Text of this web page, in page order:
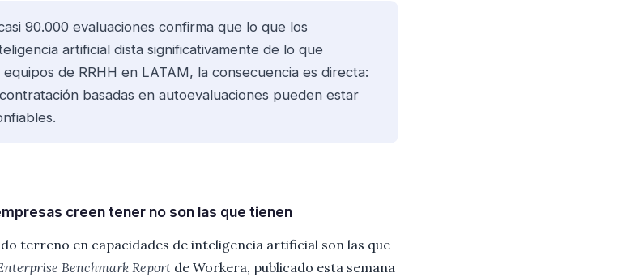
90.000 evaluaciones confirma que lo que los
artificial dista significativamente de lo que
de RRHH en LATAM, la consecuencia es directa:
basadas en autoevaluaciones pueden estar
creen tener no son las que tienen
terreno en capacidades de inteligencia artificial son las que
Benchmark Report de Workera, publicado esta semana